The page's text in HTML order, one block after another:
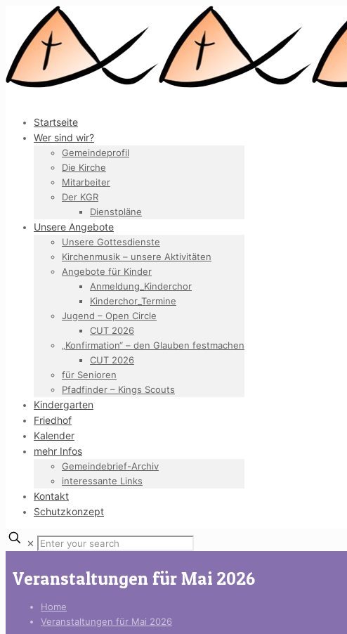
Startseite
Wer sind wir?
Gemeindeprofil
Die Kirche
Mitarbeiter
Der KGR
Dienstpläne
Unsere Angebote
Unsere Gottesdienste
Kirchenmusik – unsere Aktivitäten
Angebote für Kinder
Anmeldung_Kinderchor
Kinderchor_Termine
Jugend – Open Circle
CUT 2026
„Konfirmation“ – den Glauben festmachen
CUT 2026
für Senioren
Pfadfinder – Kings Scouts
Kindergarten
Friedhof
Kalender
mehr Infos
Gemeindebrief-Archiv
interessante Links
Kontakt
Schutzkonzept
✕
Veranstaltungen für Mai 2026
Home
Veranstaltungen für Mai 2026